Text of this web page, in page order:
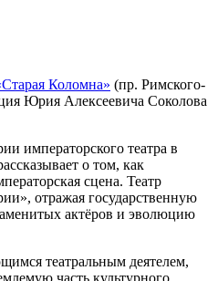
Коломна» (пр. Римского-
Юрия Алексеевича Соколова
императорского театра в
о том, как
сцена. Театр
отражая государственную
актёров и эволюцию
театральным деятелем,
часть культурного